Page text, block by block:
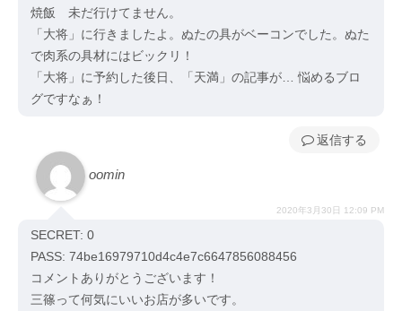
焼飯 未だ行けてません。
「大将」に行きましたよ。ぬたの具がベーコンでした。ぬた
で肉系の具材にはビックリ！
「大将」に予約した後日、「天満」の記事が… 悩めるブロ
グですなぁ！
返信
oomin
2020年3月30日 12:09 PM
SECRET: 0
PASS: 74be16979710d4c4e7c6647856088456
コメントありがとうございます！
三篠って何気にいいお店が多いです。